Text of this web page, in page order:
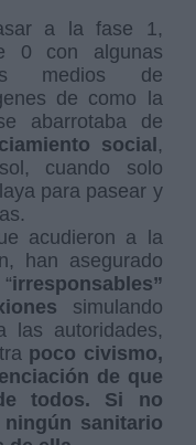
a la fase 1,
0 con algunas
medios de
de como la
abarrotaba de
social,
cuando solo
para pasear y
acudieron a la
han asegurado
irresponsables”
simulando
las autoridades,
poco civismo,
de que
todos. Si no
sanitario